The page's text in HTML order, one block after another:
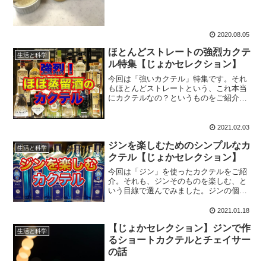
2020.08.05
生活と科学
ほとんどストレートの強烈カクテ
ル特集【じょかセレクション】
今回は「強いカクテル」特集です。それ
もほとんどストレートという、これ本当
にカクテルなの？というものをご紹介。
2021.02.03
生活と科学
ジンを楽しむためのシンプルなカ
クテル【じょかセレクション】
今回は「ジン」を使ったカクテルをご紹
介。それも、ジンそのものを楽しむ、と
いう目線で選んでみました。ジンの個性
を加えない方が良いように思います。
2021.01.18
生活と科学
【じょかセレクション】ジンで作
るショートカクテルとチェイサー
の話